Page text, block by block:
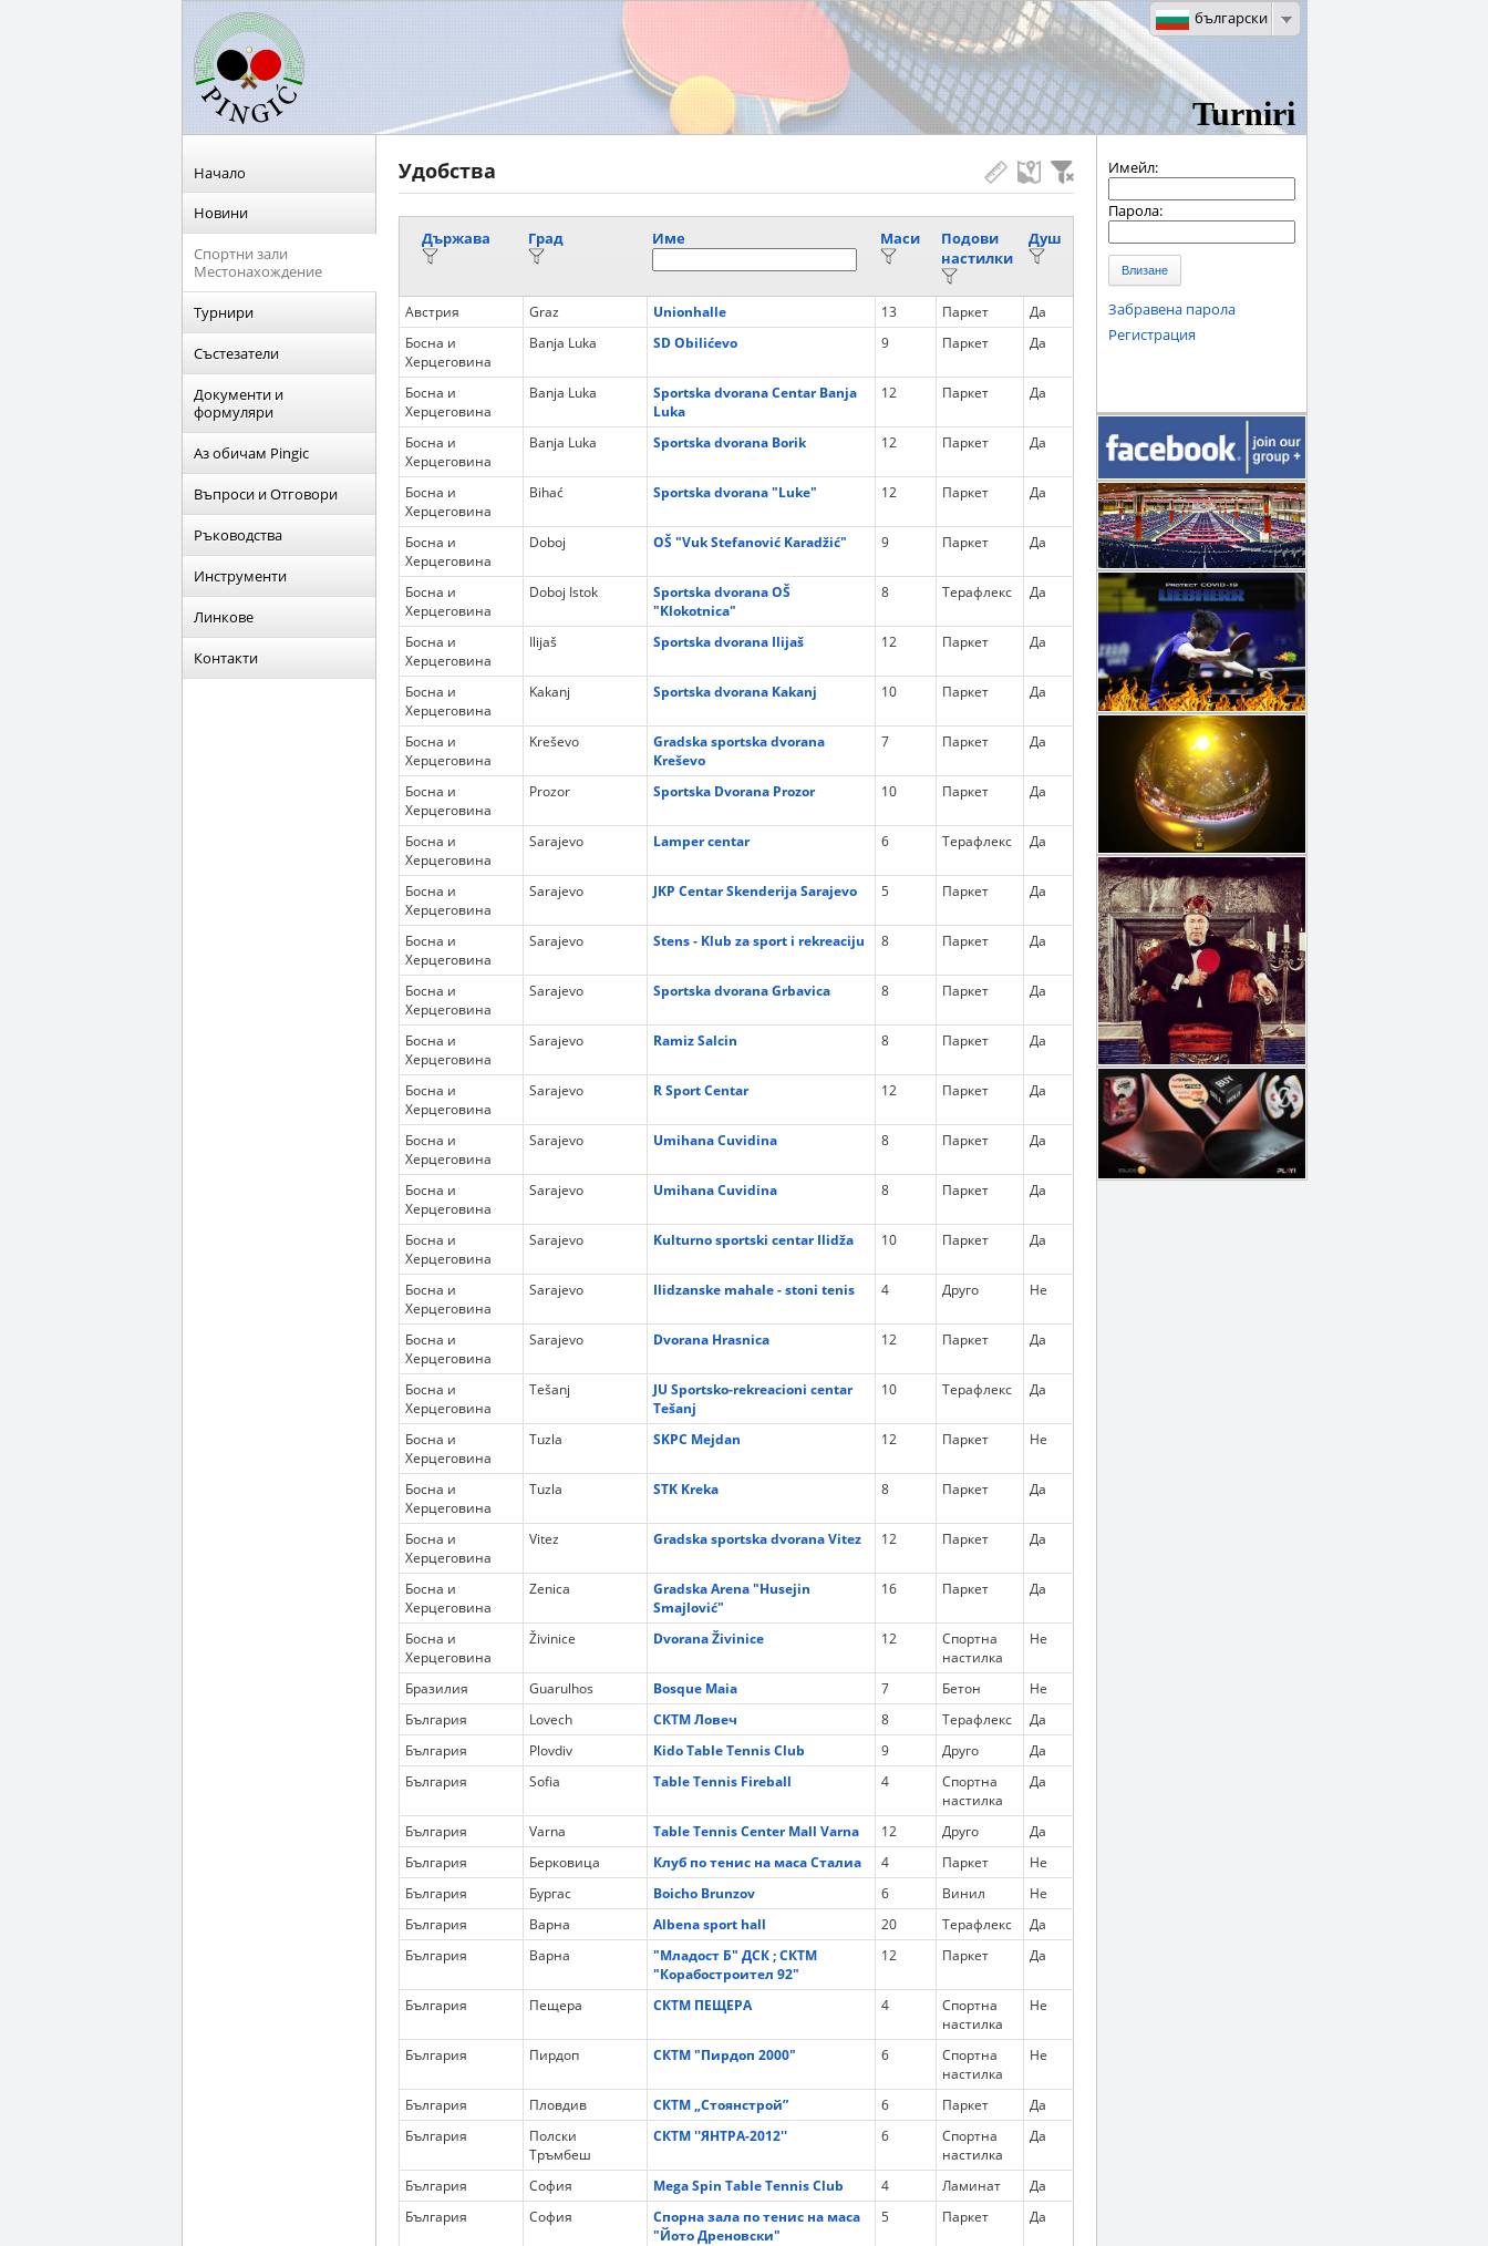
Turniri
български
Начало
Новини
Спортни зали
Местонахождение
Турнири
Състезатели
Документи и
формуляри
Аз обичам Pingic
Въпроси и Отговори
Ръководства
Инструменти
Линкове
Контакти
Удобства
Държава Град Име Маси
Подови
настилки
Душ
Австрия Graz Unionhalle 13 Паркет
Да
Босна и
Херцеговина
Banja Luka SD Obilićevo 9 Паркет Да
Босна и
Херцеговина
Banja Luka
Sportska dvorana Centar Banja
Luka
12 Паркет Да
Босна и
Херцеговина
Banja Luka Sportska dvorana Borik 12 Паркет Да
Босна и
Херцеговина
Bihać Sportska dvorana "Luke" 12 Паркет Да
Босна и
Херцеговина
Doboj OŠ "Vuk Stefanović Karadžić" 9 Паркет Да
Босна и
Херцеговина
Doboj Istok
Sportska dvorana OŠ
"Klokotnica"
8 Терафлекс Да
Босна и
Херцеговина
Ilijaš Sportska dvorana Ilijaš 12 Паркет Да
Босна и
Херцеговина
Kakanj Sportska dvorana Kakanj 10 Паркет Да
Босна и
Херцеговина
Kreševo
Gradska sportska dvorana
Kreševo
7 Паркет Да
Босна и
Херцеговина
Prozor Sportska Dvorana Prozor 10 Паркет Да
Босна и
Херцеговина
Sarajevo Lamper centar 6 Терафлекс Да
Босна и
Херцеговина
Sarajevo JKP Centar Skenderija Sarajevo 5 Паркет Да
Босна и
Херцеговина
Sarajevo Stens - Klub za sport i rekreaciju 8 Паркет Да
Босна и
Херцеговина
Sarajevo Sportska dvorana Grbavica 8 Паркет Да
Босна и
Херцеговина
Sarajevo Ramiz Salcin 8 Паркет Да
Босна и
Херцеговина
Sarajevo R Sport Centar 12 Паркет Да
Босна и
Херцеговина
Sarajevo Umihana Cuvidina 8 Паркет Да
Босна и
Херцеговина
Sarajevo Umihana Cuvidina 8 Паркет Да
Босна и
Херцеговина
Sarajevo Kulturno sportski centar Ilidža 10 Паркет Да
Босна и
Херцеговина
Sarajevo Ilidzanske mahale - stoni tenis 4 Друго Не
Босна и
Херцеговина
Sarajevo Dvorana Hrasnica 12 Паркет Да
Босна и
Херцеговина
Tešanj
JU Sportsko-rekreacioni centar
Tešanj
10 Терафлекс Да
Босна и
Херцеговина
Tuzla SKPC Mejdan 12 Паркет Не
Босна и
Херцеговина
Tuzla STK Kreka 8 Паркет Да
Босна и
Херцеговина
Vitez Gradska sportska dvorana Vitez 12 Паркет Да
Босна и
Херцеговина
Zenica
Gradska Arena "Husejin
Smajlović"
16 Паркет Да
Босна и
Херцеговина
Živinice Dvorana Živinice 12
Спортна
настилка
Не
Бразилия Guarulhos Bosque Maia 7 Бетон
Не
България
Lovech СКТМ Ловеч 8 Терафлекс
Да
България
Plovdiv Kido Table Tennis Club 9 Друго
Да
България
Sofia Table Tennis Fireball 4
Спортна
настилка
Да
България Varna Table Tennis Center Mall Varna 12 Друго
Да
България
Берковица Клуб по тенис на маса Сталиа 4 Паркет
Не
България
Бургас Boicho Brunzov 6 Винил
Не
България
Варна Albena sport hall 20 Терафлекс
Да
България
Варна
"Младост Б" ДСК ; СКТМ
"Корабостроител 92"
12 Паркет Да
България Пещера СКТМ ПЕЩЕРА 4
Спортна
настилка
Не
България Пирдоп СКТМ "Пирдоп 2000" 6
Спортна
настилка
Не
България Пловдив СКТМ „Стоянстрой” 6 Паркет
Да
България
Полски
Тръмбеш
СКТМ ''ЯНТРА-2012'' 6
Спортна
настилка
Да
България София Mega Spin Table Tennis Club 4 Ламинат
Да
България
София
Спорна зала по тенис на маса
"Йото Дреновски"
5 Паркет Да
Имейл:
Парола:
Влизане
Забравена парола
Регистрация